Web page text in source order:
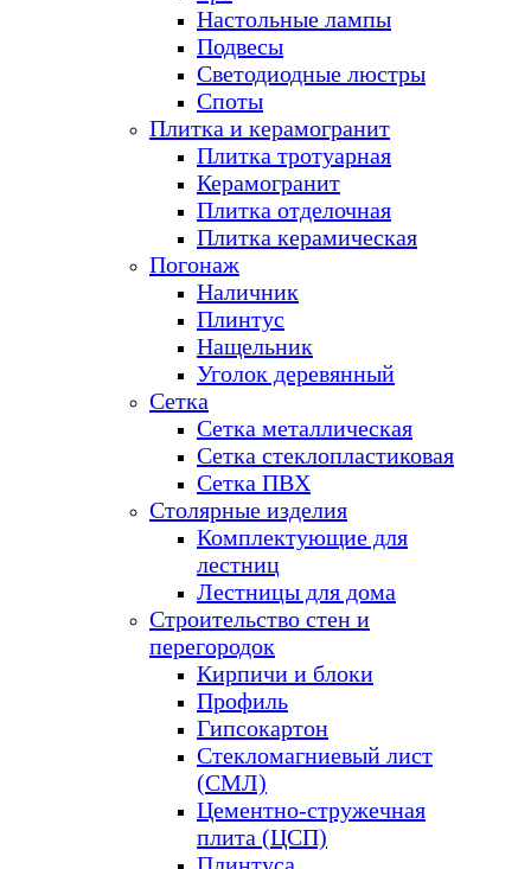
Настольные лампы
Подвесы
Светодиодные люстры
Споты
Плитка и керамогранит
Плитка тротуарная
Керамогранит
Плитка отделочная
Плитка керамическая
Погонаж
Наличник
Плинтус
Нащельник
Уголок деревянный
Сетка
Сетка металлическая
Сетка стеклопластиковая
Сетка ПВХ
Столярные изделия
Комплектующие для
лестниц
Лестницы для дома
Строительство стен и
перегородок
Кирпичи и блоки
Профиль
Гипсокартон
Стекломагниевый лист
(СМЛ)
Цементно-стружечная
плита (ЦСП)